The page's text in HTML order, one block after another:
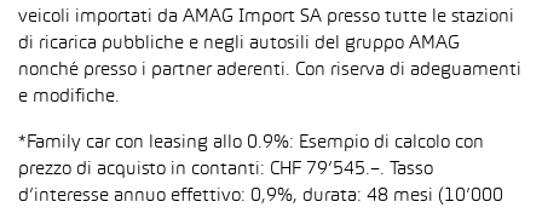
veicoli importati da AMAG Import SA presso tutte le stazioni
di ricarica pubbliche e negli autosili del gruppo AMAG
nonché presso i partner aderenti. Con riserva di adeguamenti
e modifiche.
*Family car con leasing allo 0.9%: Esempio di calcolo con
prezzo di acquisto in contanti: CHF 79’545.–. Tasso
d’interesse annuo effettivo: 0,9%, durata: 48 mesi (10’000